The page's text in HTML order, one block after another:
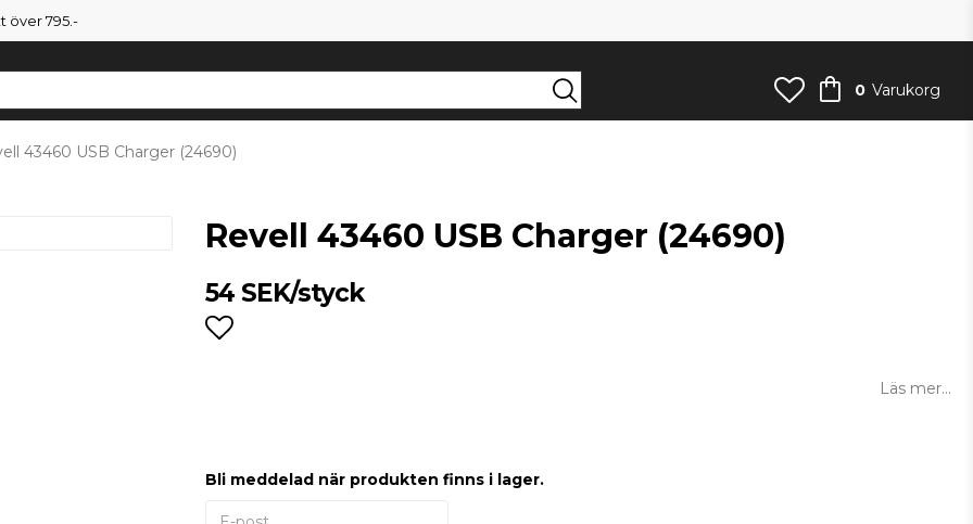
över 795.-
0 Varukorg
43460 USB Charger (24690)
Revell 43460 USB Charger (24690)
54 SEK/styck
Läs mer...
Bli meddelad när produkten finns i lager.